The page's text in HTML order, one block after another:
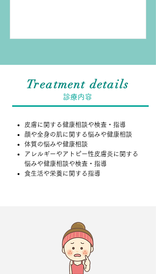
Treatment details
診療内容
皮膚に関する健康相談や検査・指導
顔や全身の肌に関する悩みや健康相談
体質の悩みや健康相談
アレルギーやアトピー性皮膚炎に関する
悩みや健康相談や検査・指導
​食生活や栄養に関する指導